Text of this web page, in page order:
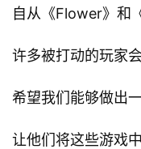
戏
2
2
第
自从《Flower》和
许多被打动的玩家
希望我们能够做出
让他们将这些游戏